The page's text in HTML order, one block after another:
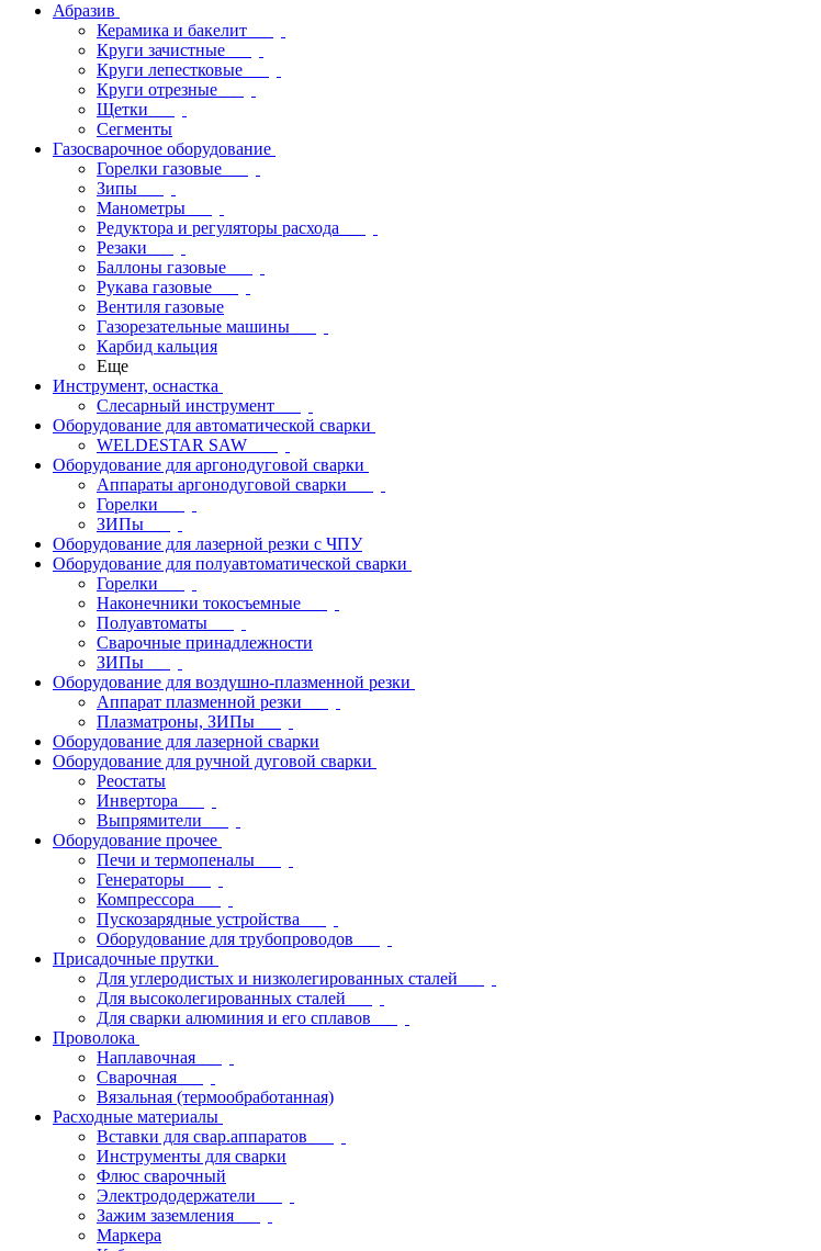
Абразив
Керамика и бакелит
Круги зачистные
Круги лепестковые
Круги отрезные
Щетки
Сегменты
Газосварочное оборудование
Горелки газовые
Зипы
Манометры
Редуктора и регуляторы расхода
Резаки
Баллоны газовые
Рукава газовые
Вентиля газовые
Газорезательные машины
Карбид кальция
Еще
Инструмент, оснастка
Слесарный инструмент
Оборудование для автоматической сварки
WELDESTAR SAW
Оборудование для аргонодуговой сварки
Аппараты аргонодуговой сварки
Горелки
ЗИПы
Оборудование для лазерной резки с ЧПУ
Оборудование для полуавтоматической сварки
Горелки
Наконечники токосъемные
Полуавтоматы
Сварочные принадлежности
ЗИПы
Оборудование для воздушно-плазменной резки
Аппарат плазменной резки
Плазматроны, ЗИПы
Оборудование для лазерной сварки
Оборудование для ручной дуговой сварки
Реостаты
Инвертора
Выпрямители
Оборудование прочее
Печи и термопеналы
Генераторы
Компрессора
Пускозарядные устройства
Оборудование для трубопроводов
Присадочные прутки
Для углеродистых и низколегированных сталей
Для высоколегированных сталей
Для сварки алюминия и его сплавов
Проволока
Наплавочная
Сварочная
Вязальная (термообработанная)
Расходные материалы
Вставки для свар.аппаратов
Инструменты для сварки
Флюс сварочный
Электрододержатели
Зажим заземления
Маркера